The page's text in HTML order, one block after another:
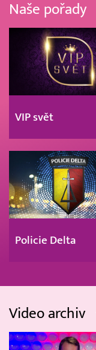
Naše pořady
VIP svět
Policie Delta
Video archiv